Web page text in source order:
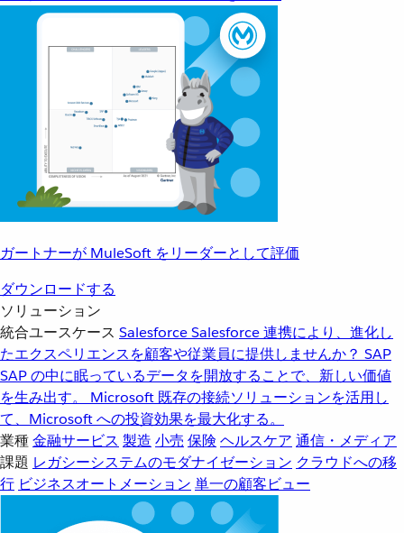
ガートナーが MuleSoft をリーダーとして評価
ダウンロードする
ソリューション
統合ユースケース SalesforceSalesforce 連携により、進化し
たエクスペリエンスを顧客や従業員に提供しませんか？ SAP
SAP の中に眠っているデータを開放することで、新しい価値
を生み出す。
Microsoft 既存の接続ソリューションを活用し
て、Microsoft への投資効果を最大化する。
業種金融サービス 製造 小売 保険 ヘルスケア 通信・メディア
課題 レガシーシステムのモダナイゼーション クラウドへの移
行 ビジネスオートメーション 単一の顧客ビュー